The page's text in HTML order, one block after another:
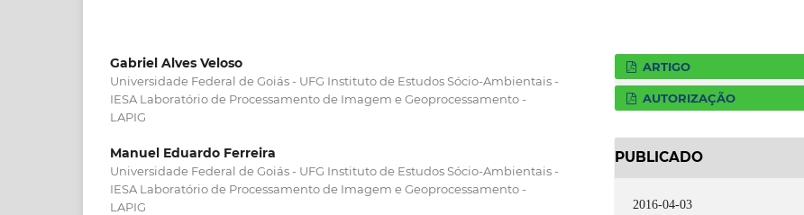
Gabriel Alves Veloso
Universidade Federal de Goiás - UFG Instituto de Estudos Sócio-Ambientais -
IESA Laboratório de Processamento de Imagem e Geoprocessamento -
LAPIG
Manuel Eduardo Ferreira
Universidade Federal de Goiás - UFG Instituto de Estudos Sócio-Ambientais -
IESA Laboratório de Processamento de Imagem e Geoprocessamento -
LAPIG
ARTIGO
AUTORIZAÇÃO
PUBLICADO
2016-04-03